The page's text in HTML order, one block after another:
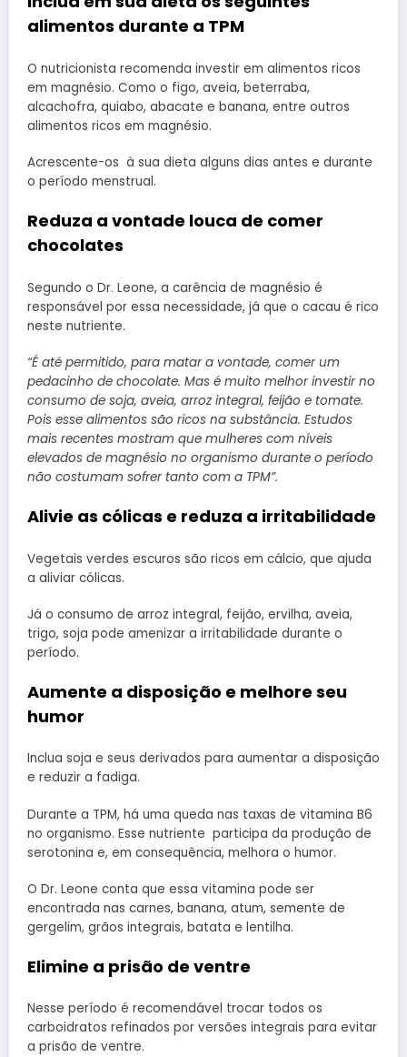
alimentos durante a TPM
O nutricionista recomenda investir em alimentos ricos
em magnésio. Como o figo, aveia, beterraba,
alcachofra, quiabo, abacate e banana, entre outros
alimentos ricos em magnésio.
Acrescente-os à sua dieta alguns dias antes e durante
o período menstrual.
Reduza a vontade louca de comer
chocolates
Segundo o Dr. Leone, a carência de magnésio é
responsável por essa necessidade, já que o cacau é rico
neste nutriente.
“É até permitido, para matar a vontade, comer um
pedacinho de chocolate. Mas é muito melhor investir no
consumo de soja, aveia, arroz integral, feijão e tomate.
Pois esse alimentos são ricos na substância. Estudos
mais recentes mostram que mulheres com níveis
elevados de magnésio no organismo durante o período
não costumam sofrer tanto com a TPM”.
Alivie as cólicas e reduza a irritabilidade
Vegetais verdes escuros são ricos em cálcio, que ajuda
a aliviar cólicas.
Já o consumo de arroz integral, feijão, ervilha, aveia,
trigo, soja pode amenizar a irritabilidade durante o
período.
Aumente a disposição e melhore seu
humor
Inclua soja e seus derivados para aumentar a disposição
e reduzir a fadiga.
Durante a TPM, há uma queda nas taxas de vitamina B6
no organismo. Esse nutriente participa da produção de
serotonina e, em consequência, melhora o humor.
O Dr. Leone conta que essa vitamina pode ser
encontrada nas carnes, banana, atum, semente de
gergelim, grãos integrais, batata e lentilha.
Elimine a prisão de ventre
Nesse período é recomendável trocar todos os
carboidratos refinados por versões integrais para evitar
a prisão de ventre.